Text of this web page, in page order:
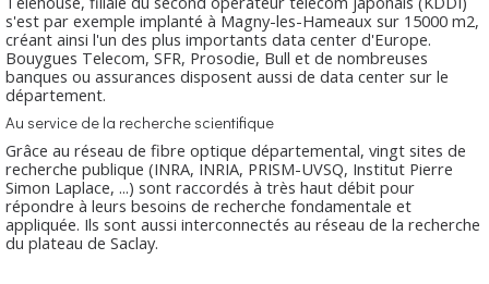
s'est par exemple implanté à Magny-les-Hameaux sur 15000 m2,
créant ainsi l'un des plus importants data center d'Europe.
Bouygues Telecom, SFR, Prosodie, Bull et de nombreuses
banques ou assurances disposent aussi de data center sur le
département.
Au service de la recherche scientifique
Grâce au réseau de fibre optique départemental, vingt sites de
recherche publique (INRA, INRIA, PRISM-UVSQ, Institut Pierre
Simon Laplace, ...) sont raccordés à très haut débit pour
répondre à leurs besoins de recherche fondamentale et
appliquée. Ils sont aussi interconnectés au réseau de la recherche
du plateau de Saclay.